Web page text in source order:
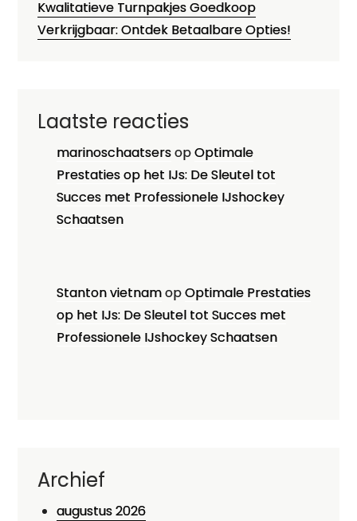
Kwalitatieve Turnpakjes Goedkoop
Verkrijgbaar: Ontdek Betaalbare Opties!
Laatste reacties
marinoschaatsersopOptimale
Prestaties op het IJs: De Sleutel tot
Succes met Professionele IJshockey
Schaatsen
Stanton vietnamopOptimale Prestaties
op het IJs: De Sleutel tot Succes met
Professionele IJshockey Schaatsen
Archief
augustus 2026